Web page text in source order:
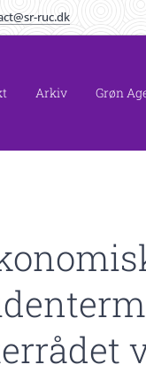
ruc.dk
Arkiv Grøn